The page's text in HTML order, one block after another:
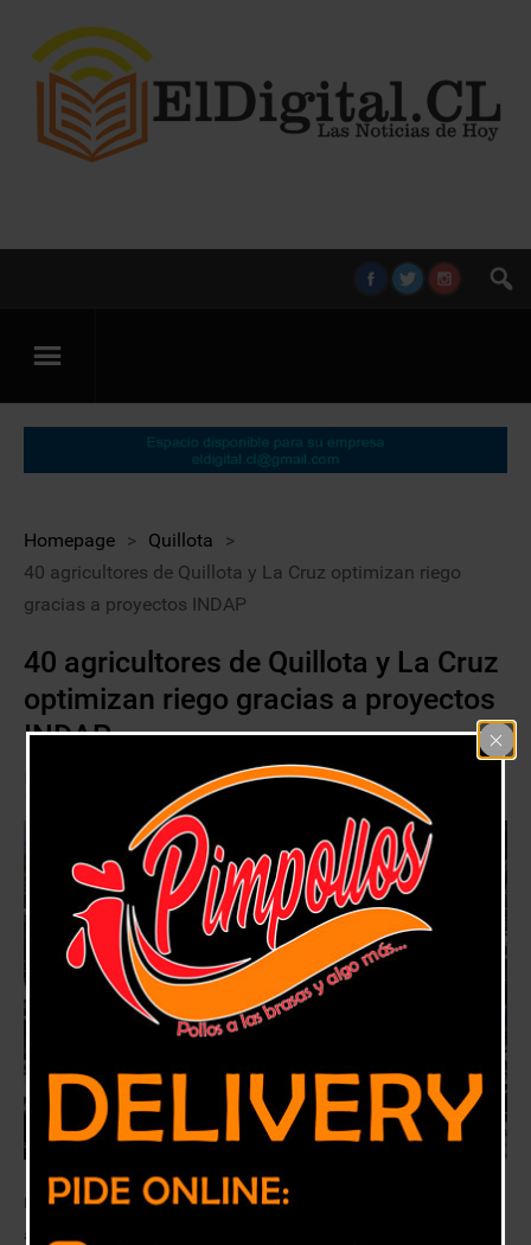
Homepage > Quillota
>
40 agricultores de Quillota y La Cruz optimizan riego
gracias a proyectos INDAP
40 agricultores de Quillota y La Cruz
optimizan riego gracias a proyectos
INDAP
Quillota
Producto de la crisis hídrica que afecta a la Región de Valparaíso, a la
agricultora Alicia Pereira, del sector San Pedro en la comuna de Quillota,